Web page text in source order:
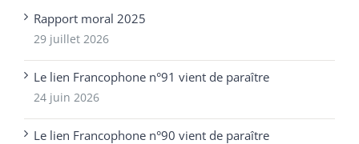
Rapport moral 2025
29 juillet 2026
Le lien Francophone n°91 vient de paraître
24 juin 2026
Le lien Francophone n°90 vient de paraître